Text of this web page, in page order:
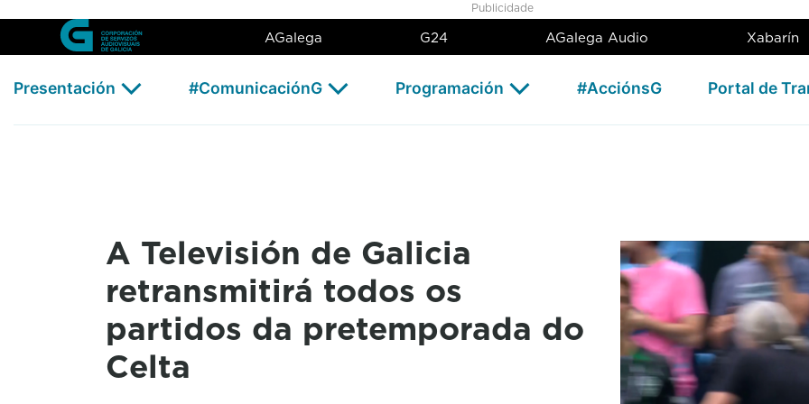
Skip to Main Content
A Televisión de Galicia retransmitirá todos os partidos da
Publicidade
AGalega G24 AGalega Audio Xabarín
Presentación #ComunicaciónG Programación #AcciónsG Portal de
A Televisión de Galicia
retransmitirá todos os
partidos da pretemporada do
Celta